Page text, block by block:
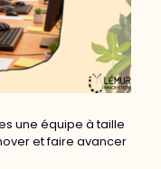
une équipe à taille
et faire avancer